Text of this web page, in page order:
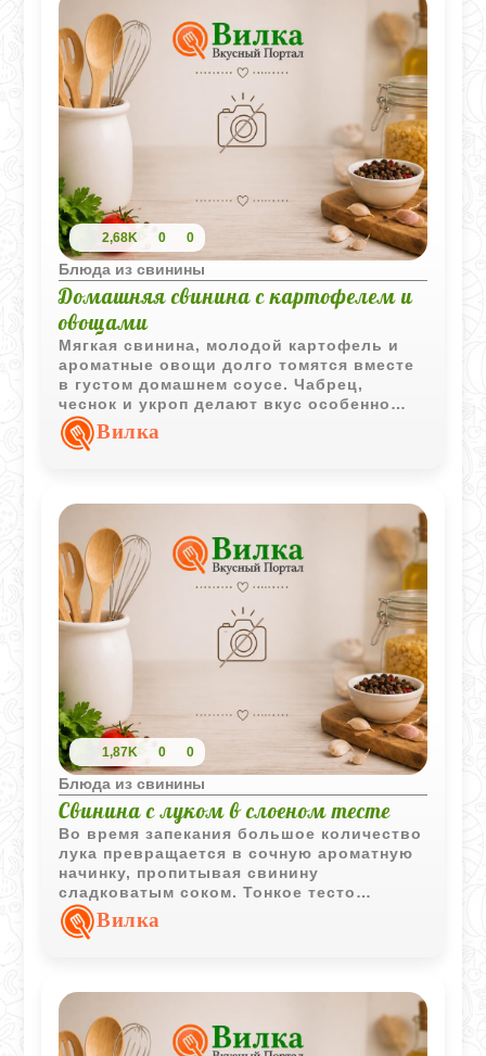
2,68K 0 0
Блюда из свинины
Домашняя свинина с картофелем и
овощами
Мягкая свинина, молодой картофель и
ароматные овощи долго томятся вместе
в густом домашнем соусе. Чабрец,
чеснок и укроп делают вкус особенно
насыщенным и уютным.
Вилка
1,87K 0 0
Блюда из свинины
Свинина с луком в слоеном тесте
Во время запекания большое количество
лука превращается в сочную ароматную
начинку, пропитывая свинину
сладковатым соком. Тонкое тесто
удерживает все ароматы внутри и
становится румяным и хрустящим.
Вилка